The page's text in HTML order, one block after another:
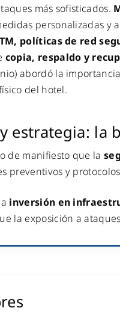
más sofisticados.
personalizadas y
políticas de red
copia, respaldo y
abordó la
del hotel.
estrategia: la
de manifiesto que la
preventivos y
inversión en
la exposición a